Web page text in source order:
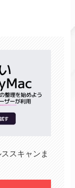
スキャンま